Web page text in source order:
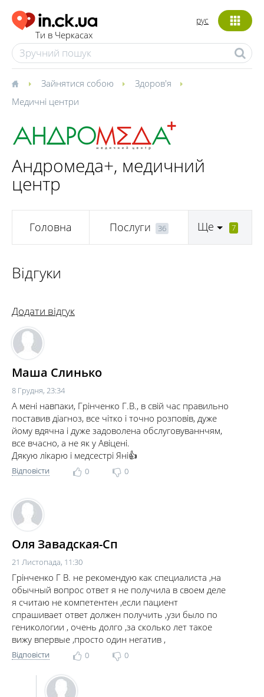
Ти в Черкасах
рус
Зайнятися собою
Здоров'я
Медичні центри
Андромеда+, медичний
центр
Головна Послуги 36 Ще 7
Відгуки
Додати відгук
Маша Слинько
8 Грудня, 23:34
А мені навпаки, Грінченко Г.В., в свій час правильно
поставив діагноз, все чітко і точно розповів, дуже
йому вдячна і дуже задоволена обслуговуваннчям,
все вчасно, а не як у Авіцені.
Дякую лікарю і медсестрі Яні👍
Відповісти 0 0
Оля Завадская-Сп
21 Листопада, 11:30
Грінченко Г В. не рекомендую как специалиста ,на
обычный вопрос ответ я не получила в своем деле
я считаю не компетентен ,если пациент
спрашивает ответ должен получить ,узи было по
геникологии , очень долго ,за сколько лет такое
вижу впервые ,просто один негатив ,
Відповісти 0 0